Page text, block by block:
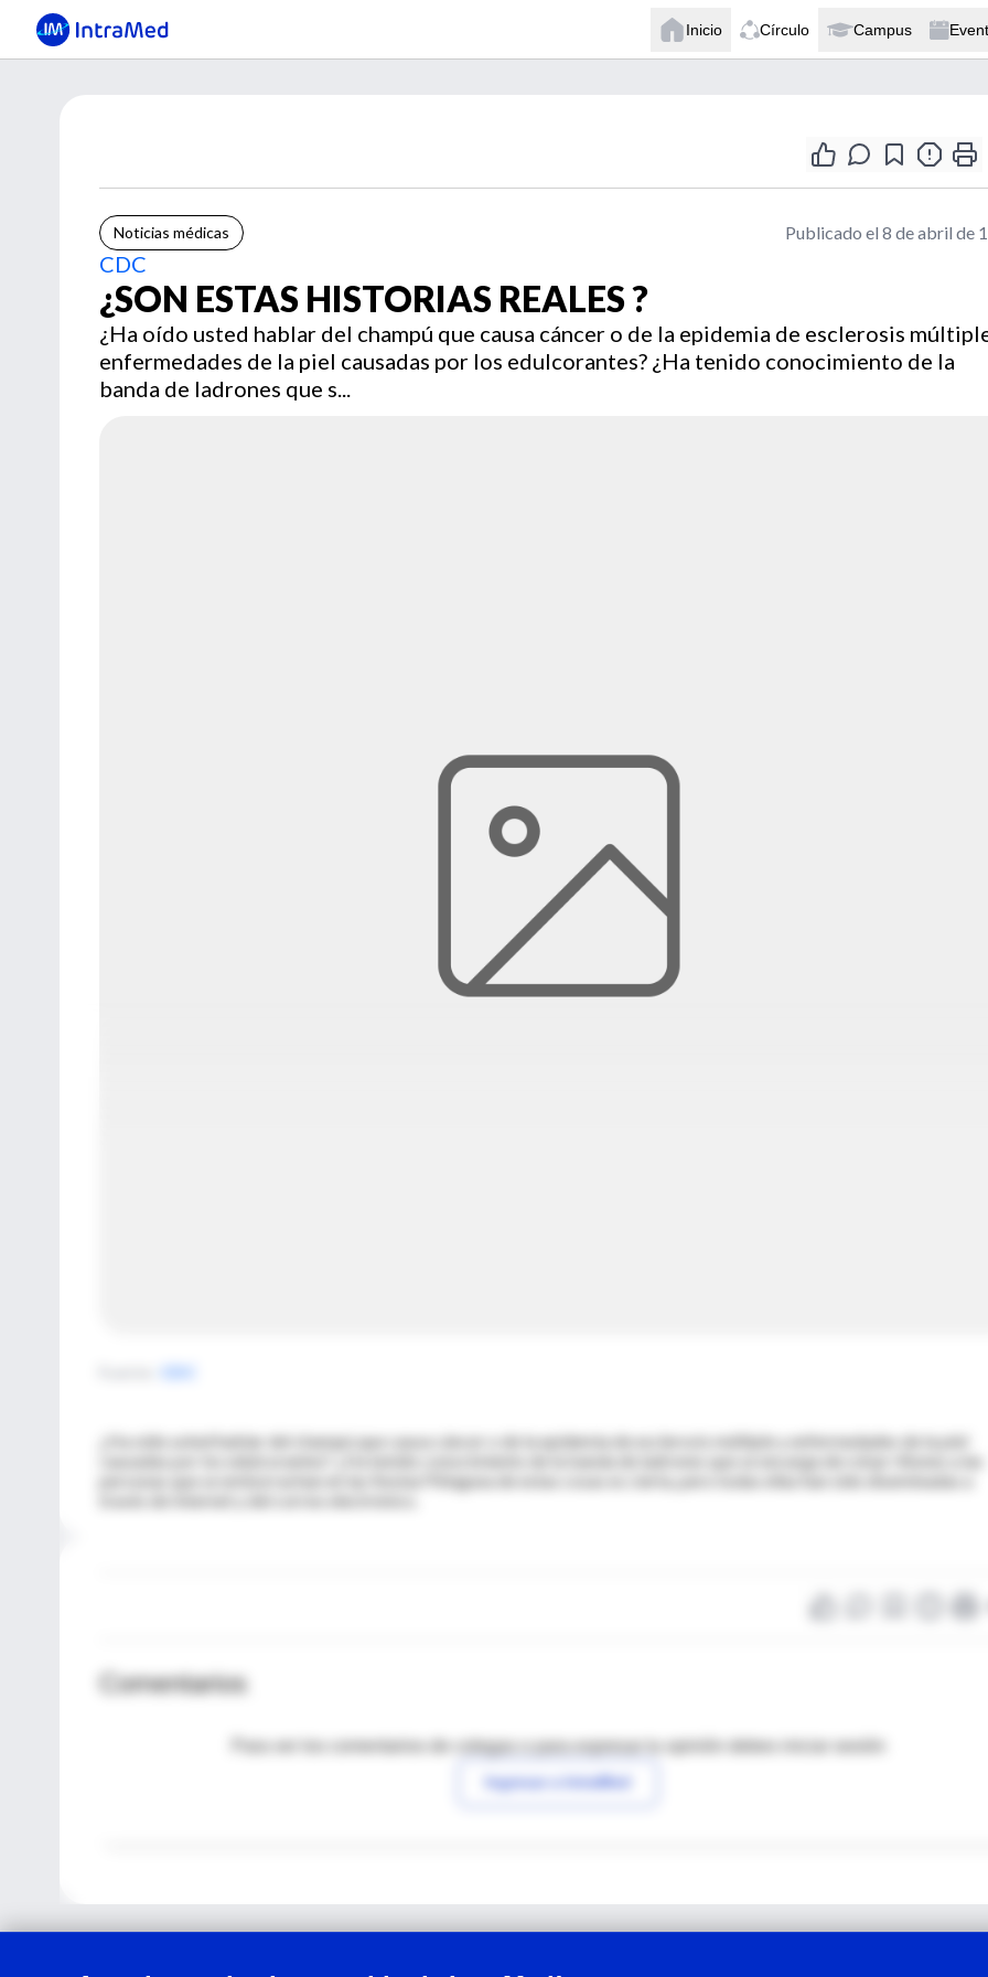
Inicio Círculo Campus
Noticias médicas Publicado el 8 de abril de
CDC
¿SON ESTAS HISTORIAS REALES ?
¿Ha oído usted hablar del champú que causa cáncer o de la epidemia de esclerosis
enfermedades de la piel causadas por los edulcorantes? ¿Ha tenido conocimiento de la
banda de ladrones que s...
¿Ha oído usted hablar del champú que causa cáncer o de la epidemia de esclerosis múltiple y enfermedades de la piel
causadas por los edulcorantes? ¿Ha tenido conocimiento de la banda de ladrones que se encarga de robar riñones a las
personas que se emborrachan en las fiestas?Ninguna de estas cosas es cierta, pero todas ellas han sido diseminadas a
Comentarios
Para ver los comentarios de colegas o para expresar tu opinión debes iniciar sesión
Ingresar a IntraMed